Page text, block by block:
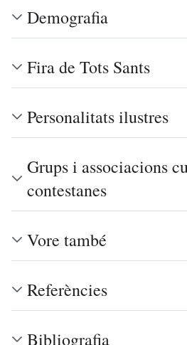
Demografia
Fira de Tots Sants
Personalitats ilustres
Grups i associacions
contestanes
Vore també
Referències
Bibliografia